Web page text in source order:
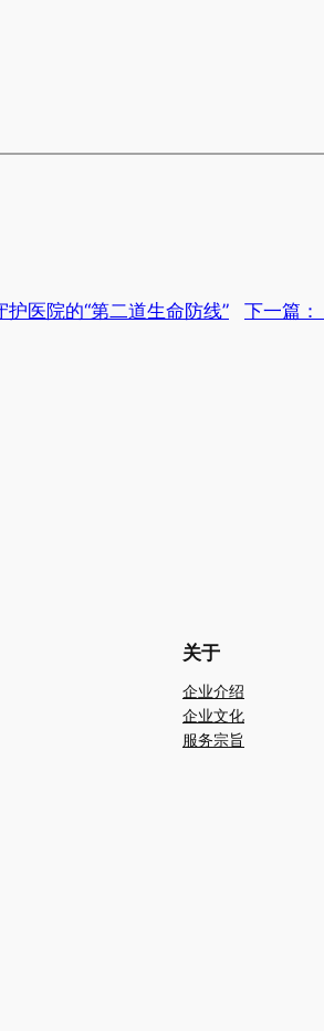
医院的“第二道生命防线” 下一篇：
关于
企业介绍
企业文化
服务宗旨